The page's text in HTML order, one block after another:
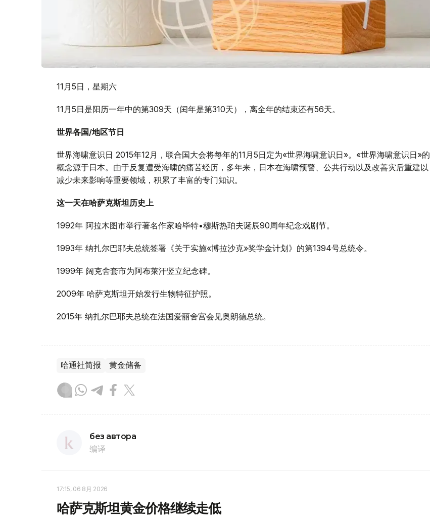
11月5日，星期六
11月5日是阳历一年中的第309天（闰年是第310天），离全年的结束还有56天。
世界各国/地区节日
世界海啸意识日 2015年12月，联合国大会将每年的11月5日定为«世界海啸意识日»。«世界海啸意识日»的
概念源于日本。由于反复遭受海啸的痛苦经历，多年来，日本在海啸预警、公共行动以及改善灾后重建以
减少未来影响等重要领域，积累了丰富的专门知识。
这一天在哈萨克斯坦历史上
1992年 阿拉木图市举行著名作家哈毕特•穆斯热珀夫诞辰90周年纪念戏剧节。
1993年 纳扎尔巴耶夫总统签署《关于实施«博拉沙克»奖学金计划》的第1394号总统令。
1999年 阔克舍套市为阿布莱汗竖立纪念碑。
2009年 哈萨克斯坦开始发行生物特征护照。
2015年 纳扎尔巴耶夫总统在法国爱丽舍宫会见奥朗德总统。
哈通社简报 黄金储备
без автора
编译
17:15, 06 8月 2026
哈萨克斯坦黄金价格继续走低